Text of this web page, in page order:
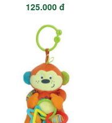
125.000 đ